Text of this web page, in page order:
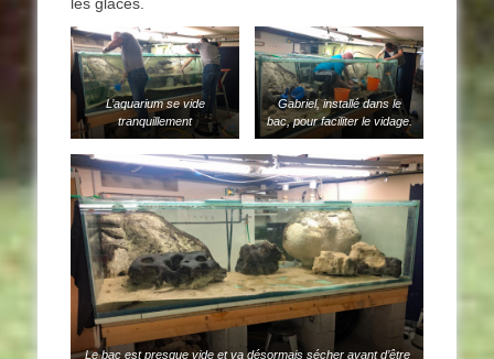
les glaces.
L’aquarium se vide
tranquillement
Gabriel, installé dans le
bac, pour faciliter le vidage.
Le bac est presque vide et va désormais sécher avant d’être